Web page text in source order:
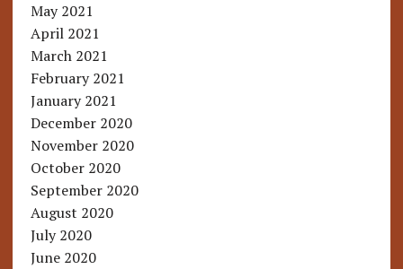
May 2021
April 2021
March 2021
February 2021
January 2021
December 2020
November 2020
October 2020
September 2020
August 2020
July 2020
June 2020